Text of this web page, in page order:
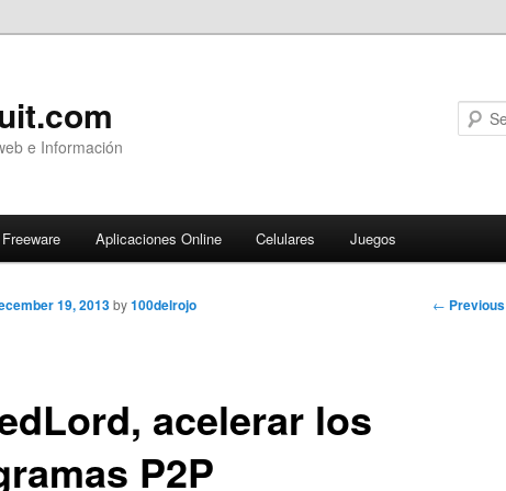
e Información
Freeware Aplicaciones Online Celulares Juegos
Post
← Previous
acelerar los
P2P
19, 2013 by100delrojo